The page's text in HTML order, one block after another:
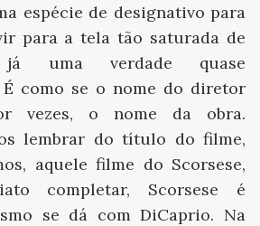
espécie de designativo para
para a tela tão saturada de
uma verdade quase
como se o nome do diretor
vezes, o nome da obra.
lembrar do título do filme,
aquele filme do Scorsese,
completar, Scorsese é
se dá com DiCaprio. Na